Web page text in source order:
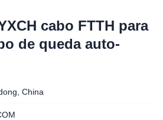
cabo FTTH para
de queda auto-
China